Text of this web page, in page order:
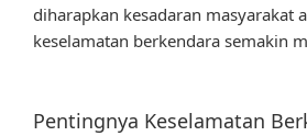
diharapkan kesadaran masyarakat
keselamatan berkendara semakin
Pentingnya Keselamatan